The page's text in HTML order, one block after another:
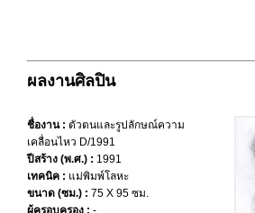
ผลงานศิลปิน
ชื่องาน : ตัวตนและรูปลักษณ์ความ
เคลื่อนไหว D/1991
ปีสร้าง (พ.ศ.) : 1991
เทคนิค : แม่พิมพ์โลหะ
ขนาด (ซม.) : 75 X 95 ซม.
ผู้ครอบครอง : -